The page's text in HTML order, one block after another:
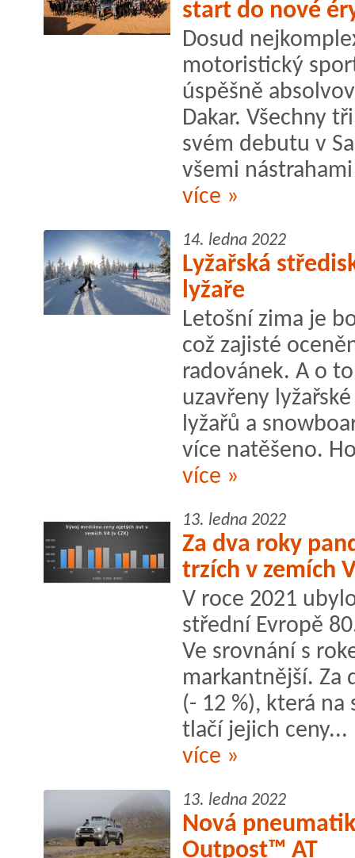
start do nové
Dosud
motoristický
úspěšně
Dakar. Všechny
svém debutu v
všemi
více »
14. ledna 2022
Lyžařská
lyžaře
Letošní zima je
což zajisté
radovánek. A o
uzavřeny
lyžařů a
více natěšeno.
více »
13. ledna 2022
Za dva roky
trzích v zemích
V roce 2021
střední Evropě
Ve srovnání s
markantnější. Za
(- 12 %), která
tlačí jejich ceny...
více »
13. ledna 2022
Nová
Outpost™ AT